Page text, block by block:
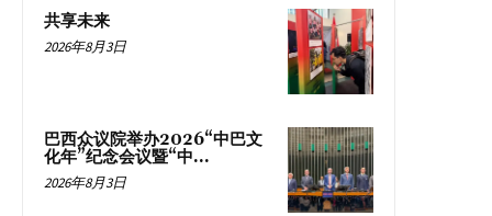
共享未来
2026年8月3日
巴西众议院举办2026“中巴文
化年”纪念会议暨“中...
2026年8月3日